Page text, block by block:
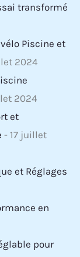
transformé
Piscine et
2024
2024
et
- 17 juillet
et Réglages
en
pour